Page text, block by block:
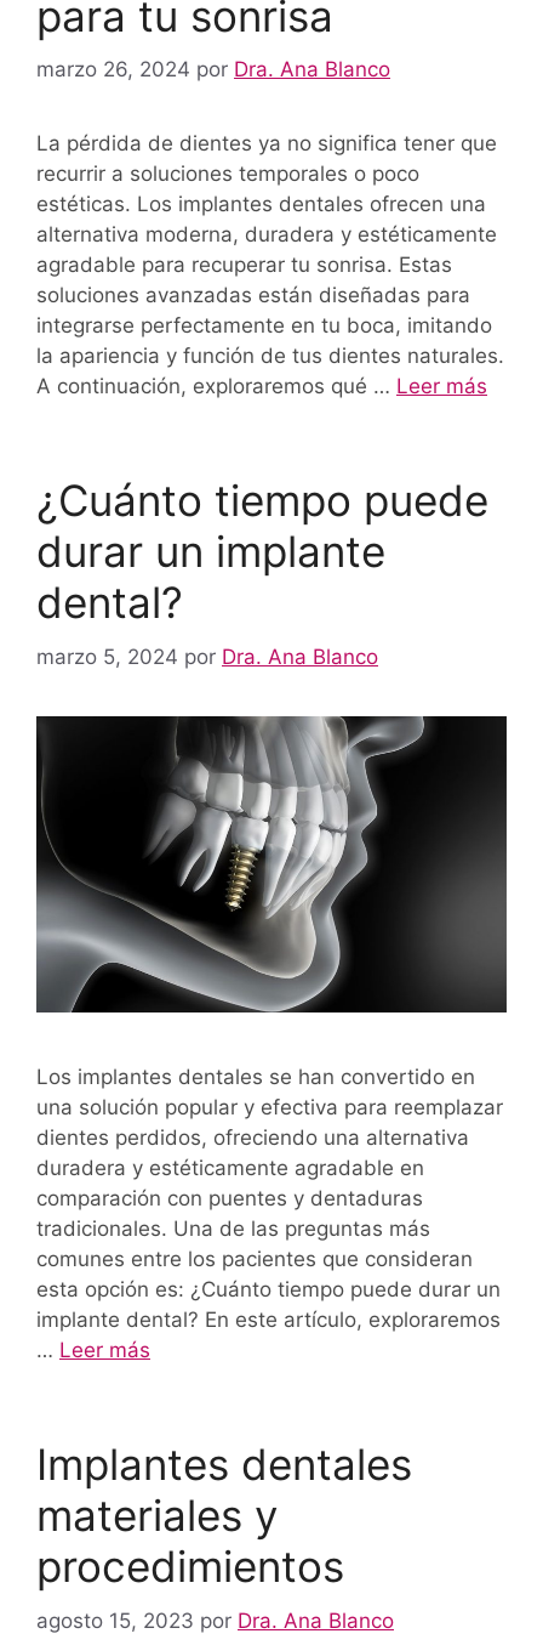
para tu sonrisa
marzo 26, 2024 por Dra. Ana Blanco
La pérdida de dientes ya no significa tener que
recurrir a soluciones temporales o poco
estéticas. Los implantes dentales ofrecen una
alternativa moderna, duradera y estéticamente
agradable para recuperar tu sonrisa. Estas
soluciones avanzadas están diseñadas para
integrarse perfectamente en tu boca, imitando
la apariencia y función de tus dientes naturales.
A continuación, exploraremos qué … Leer más
¿Cuánto tiempo puede
durar un implante
dental?
marzo 5, 2024 por Dra. Ana Blanco
Los implantes dentales se han convertido en
una solución popular y efectiva para reemplazar
dientes perdidos, ofreciendo una alternativa
duradera y estéticamente agradable en
comparación con puentes y dentaduras
tradicionales. Una de las preguntas más
comunes entre los pacientes que consideran
esta opción es: ¿Cuánto tiempo puede durar un
implante dental? En este artículo, exploraremos
… Leer más
Implantes dentales
materiales y
procedimientos
agosto 15, 2023 por Dra. Ana Blanco